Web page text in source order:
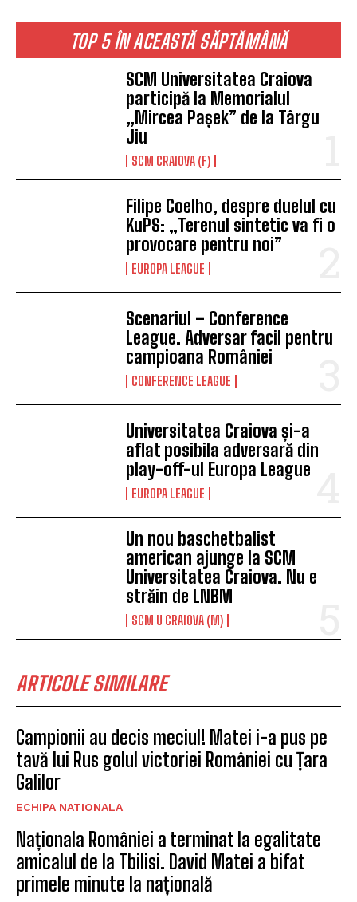
TOP 5 ÎN ACEASTĂ SĂPTĂMÂNĂ
SCM Universitatea Craiova
participă la Memorialul
„Mircea Pașek” de la Târgu
Jiu
SCM CRAIOVA (F)
Filipe Coelho, despre duelul cu
KuPS: „Terenul sintetic va fi o
provocare pentru noi”
EUROPA LEAGUE
Scenariul – Conference
League. Adversar facil pentru
campioana României
CONFERENCE LEAGUE
Universitatea Craiova și-a
aflat posibila adversară din
play-off-ul Europa League
EUROPA LEAGUE
Un nou baschetbalist
american ajunge la SCM
Universitatea Craiova. Nu e
străin de LNBM
SCM U CRAIOVA (M)
ARTICOLE SIMILARE
Campionii au decis meciul! Matei i-a pus pe
tavă lui Rus golul victoriei României cu Țara
Galilor
ECHIPA NATIONALA
Naționala României a terminat la egalitate
amicalul de la Tbilisi. David Matei a bifat
primele minute la națională